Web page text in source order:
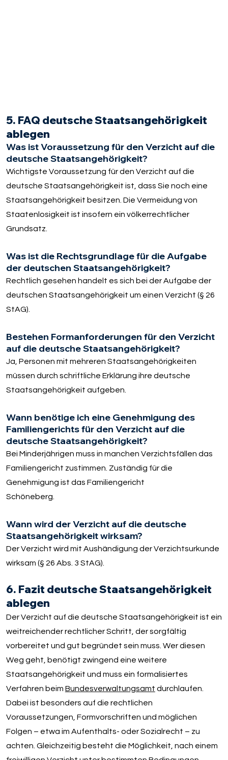
5. FAQ deutsche Staatsangehörigkeit
ablegen
Was ist Voraussetzung für den Verzicht auf die
deutsche Staatsangehörigkeit?
Wichtigste Voraussetzung für den Verzicht auf die
deutsche Staatsangehörigkeit ist, dass Sie noch eine
Staatsangehörigkeit besitzen. Die Vermeidung von
Staatenlosigkeit ist insofern ein völkerrechtlicher
Grundsatz.
Was ist die Rechtsgrundlage für die Aufgabe
der deutschen Staatsangehörigkeit?
Rechtlich gesehen handelt es sich bei der Aufgabe der
deutschen Staatsangehörigkeit um einen Verzicht (§ 26
StAG).
Bestehen Formanforderungen für den Verzicht
auf die deutsche Staatsangehörigkeit?
Ja, Personen mit mehreren Staatsangehörigkeiten
müssen durch schriftliche Erklärung ihre deutsche
Staatsangehörigkeit aufgeben.
Wann benötige ich eine Genehmigung des
Familiengerichts für den Verzicht auf die
deutsche Staatsangehörigkeit?
Bei Minderjährigen muss in manchen Verzichtsfällen das
Familiengericht zustimmen. Zuständig für die
Genehmigung ist das Familiengericht
Schöneberg.
Wann wird der Verzicht auf die deutsche
Staatsangehörigkeit wirksam?
Der Verzicht wird mit Aushändigung der Verzichtsurkunde
wirksam (§ 26 Abs. 3 StAG).
6. Fazit deutsche Staatsangehörigkeit
ablegen
Der Verzicht auf die deutsche Staatsangehörigkeit ist ein
weitreichender rechtlicher Schritt, der sorgfältig
vorbereitet und gut begründet sein muss. Wer diesen
Weg geht, benötigt zwingend eine weitere
Staatsangehörigkeit und muss ein formalisiertes
Verfahren beim Bundesverwaltungsamt durchlaufen.
Dabei ist besonders auf die rechtlichen
Voraussetzungen, Formvorschriften und möglichen
Folgen – etwa im Aufenthalts- oder Sozialrecht – zu
achten. Gleichzeitig besteht die Möglichkeit, nach einem